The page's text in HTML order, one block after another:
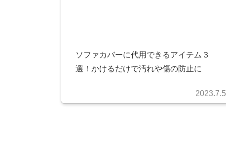
ソファカバーに代用できるアイテム３
選！かけるだけで汚れや傷の防止に
2023.7.5